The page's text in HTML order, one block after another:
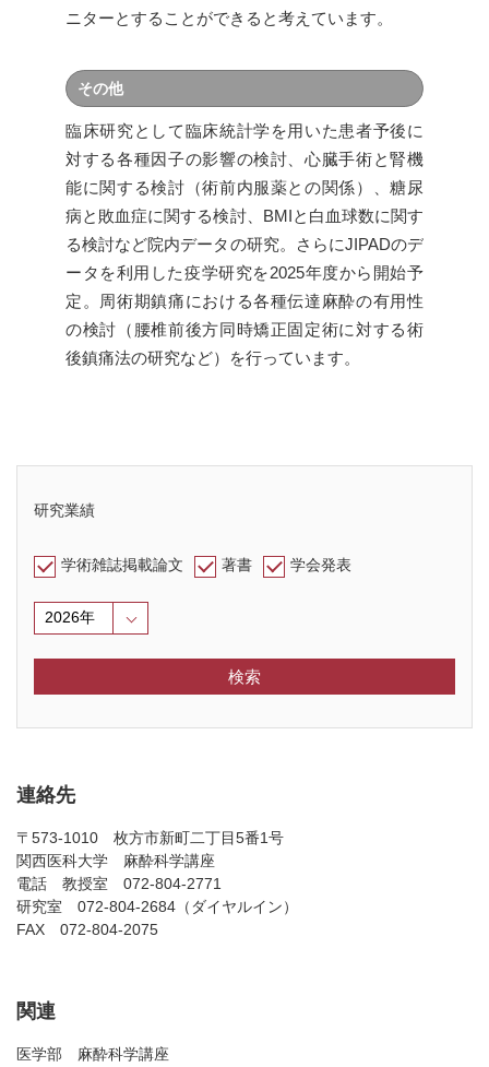
ニターとすることができると考えています。
その他
臨床研究として臨床統計学を用いた患者予後に
対する各種因子の影響の検討、心臓手術と腎機
能に関する検討（術前内服薬との関係）、糖尿
病と敗血症に関する検討、BMIと白血球数に関す
る検討など院内データの研究。さらにJIPADのデ
ータを利用した疫学研究を2025年度から開始予
定。周術期鎮痛における各種伝達麻酔の有用性
の検討（腰椎前後方同時矯正固定術に対する術
後鎮痛法の研究など）を行っています。
研究業績
学術雑誌掲載論文 著書 学会発表
検索
連絡先
〒573-1010 枚方市新町二丁目5番1号
関西医科大学 麻酔科学講座
電話 教授室 072-804-2771
研究室 072-804-2684（ダイヤルイン）
FAX 072-804-2075
関連
医学部 麻酔科学講座